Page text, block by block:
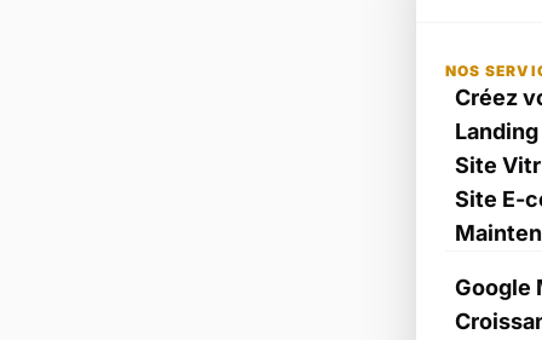
NOS
Créez
Site
Site E-
Google